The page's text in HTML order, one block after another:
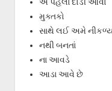
મુક્તકો
સાથે લઈ અમે
નથી બનતાં
ના આવડે
આડા આવે છે